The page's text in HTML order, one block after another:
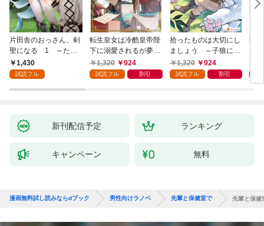
片田舎のおっさん、剣
聖になる 1 ～ただ
の田舎の剣術師範だっ
たのに、大成した弟子
ない件～
1,430
試読フル
転生皇女は冷酷皇帝陛
下に溺愛されるが夢は
冒険者です！
1,320 924
試読フル 割引
拾ったものは大切にし
ましょう ～子狼に気
に入られた男の転移物
語～
1,320 924
試読フル 割引
弱
て
～
新刊配信予定 ランキング
キャンペーン 無料
漫画無料試し読みならdブック 男性向けラノベ 先輩と保健室で 先輩と保健